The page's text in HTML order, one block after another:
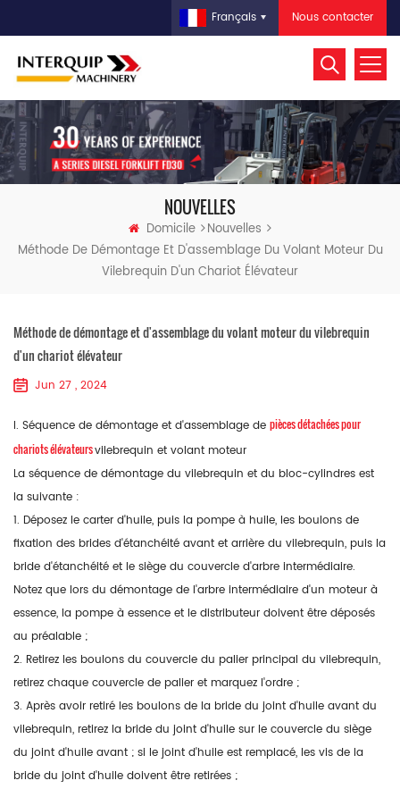
Nous contacter
Français
NOUVELLES
Domicile
Nouvelles
Méthode De Démontage Et D'assemblage Du Volant Moteur Du
Vilebrequin D'un Chariot Élévateur
Méthode de démontage et d'assemblage du volant moteur du vilebrequin
d'un chariot élévateur
Jun 27 , 2024
I. Séquence de démontage et d'assemblage de pièces détachées pour
chariots élévateursvilebrequin et volant moteur
La séquence de démontage du vilebrequin et du bloc-cylindres est
la suivante :
1. Déposez le carter d'huile, puis la pompe à huile, les boulons de
fixation des brides d'étanchéité avant et arrière du vilebrequin, puis la
bride d'étanchéité et le siège du couvercle d'arbre intermédiaire.
Notez que lors du démontage de l'arbre intermédiaire d'un moteur à
essence, la pompe à essence et le distributeur doivent être déposés
au préalable ;
2. Retirez les boulons du couvercle du palier principal du vilebrequin,
retirez chaque couvercle de palier et marquez l'ordre ;
3. Après avoir retiré les boulons de la bride du joint d'huile avant du
vilebrequin, retirez la bride du joint d'huile sur le couvercle du siège
du joint d'huile avant ; si le joint d'huile est remplacé, les vis de la
bride du joint d'huile doivent être retirées ;